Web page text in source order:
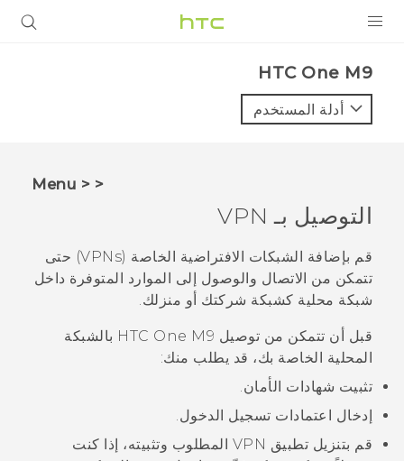
VIVE
VIVERSE
البرامج + التطبيقات
الدعم
أجهزة HTC والملحقات
HTC One M9‎
أدلة المستخدم
< < Menu
التوصيل بـ VPN
قم بإضافة الشبكات الافتراضية الخاصة (VPNs) حتى
تتمكن من الاتصال والوصول إلى الموارد المتوفرة داخل
شبكة محلية كشبكة شركتك أو منزلك.
قبل أن تتمكن من توصيل HTC One M9 بالشبكة
المحلية الخاصة بك، قد يطلب منك:
تثبيت شهادات الأمان.
إدخال اعتمادات تسجيل الدخول.
قم بتنزيل تطبيق VPN المطلوب وتثبيته، إذا كنت